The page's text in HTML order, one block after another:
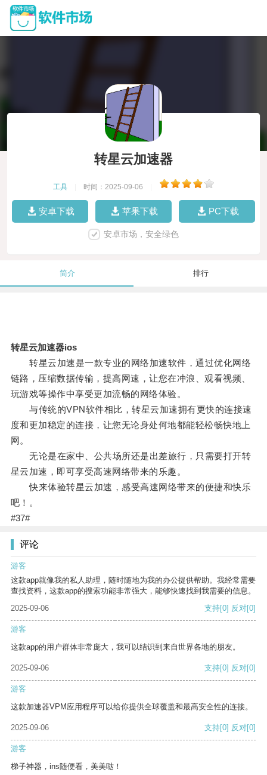
转星云加速器
工具 时间：2025-09-06
安卓下载 苹果下载 PC下载
安卓市场，安全绿色
简介 排行
转星云加速器ios
转星云加速是一款专业的网络加速软件，通过优化网络
链路，压缩数据传输，提高网速，让您在冲浪、观看视频、
玩游戏等操作中享受更加流畅的网络体验。
与传统的VPN软件相比，转星云加速拥有更快的连接速
度和更加稳定的连接，让您无论身处何地都能轻松畅快地上
网。
无论是在家中、公共场所还是出差旅行，只需要打开转
星云加速，即可享受高速网络带来的乐趣。
快来体验转星云加速，感受高速网络带来的便捷和快乐
吧！。
#37#
评论
游客
这款app就像我的私人助理，随时随地为我的办公提供帮助。我经常需要
查找资料，这款app的搜索功能非常强大，能够快速找到我需要的信息。
2025-09-06
支持[0] 反对[0]
游客
这款app的用户群体非常庞大，我可以结识到来自世界各地的朋友。
2025-09-06 支持[0] 反对[0]
游客
这款加速器VPM应用程序可以给你提供全球覆盖和最高安全性的连接。
2025-09-06 支持[0] 反对[0]
游客
梯子神器，ins随便看，美美哒！